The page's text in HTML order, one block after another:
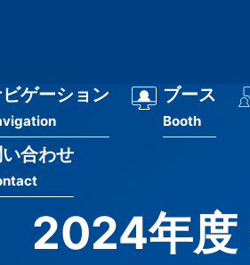
ゲーション ブース
Booth
い合わせ
2024年